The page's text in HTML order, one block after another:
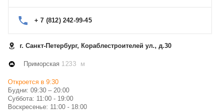
+ 7 (812) 242-99-45
г. Санкт-Петербург, Кораблестроителей ул., д.30
Приморская 1233 м
Откроется в 9:30
Будни: 09:30 – 20:00
Суббота: 11:00 - 19:00
Воскресенье: 11:00 - 18:00